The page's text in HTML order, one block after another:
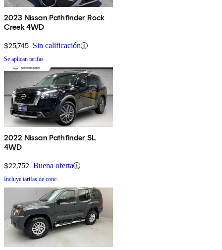
2023 Nissan Pathfinder Rock
Creek 4WD
$25,745 Sin calificación
Se aplican tarifas
2022 Nissan Pathfinder SL
4WD
$22,752 Buena oferta
Incluye tarifas de conc.